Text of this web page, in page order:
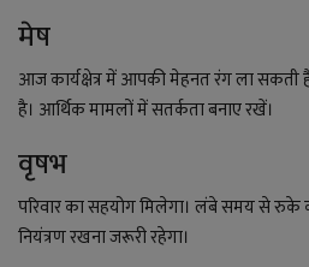
वाद विवाद
संपादकीय
लाइफ स्टाइल
मेष
आज कार्यक्षेत्र में आपकी मेहनत रंग ला सकती
है। आर्थिक मामलों में सतर्कता बनाए रखें।
वृषभ
परिवार का सहयोग मिलेगा। लंबे समय से रुके
नियंत्रण रखना जरूरी रहेगा।